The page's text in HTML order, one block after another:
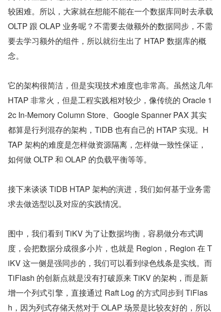
较困难。所以，大家就在想能不能在一个数据库同时去承载
OLTP 跟 OLAP 业务呢？不需要去做额外的数据同步，不需
要去学习额外的组件，所以就衍生出了 HTAP 数据库的概
念。
它的架构很简洁，但是实现技术难度也非常高。虽然这几年
HTAP 非常火，但是工程实践相对较少，像传统的 Oracle 1
2c In-Memory Column Store、Google Spanner PAX 其实
都算是行列混存的架构，TiDB 也有自己的 HTAP 实现。H
TAP 架构的难度是怎样做资源隔离，怎样做一致性保证，
如何做 OLTP 和 OLAP 的负载平衡等等。
接下来谈谈 TiDB HTAP 架构的演进，我们如何基于业务需
求去做选型以及对应的实践情况。
图中，我们看到 TiKV 为了让数据均衡，容易做分布式调
度，会把数据分成很多小片，也就是 Region，Region 在 T
iKV 这一侧是强同步的，我们可以看到绿色线条是实线。而
TiFlash 的创新点就是没有打破原来 TiKV 的架构，而是新
增一个列式引擎，直接通过 Raft Log 的方式同步到 TiFlas
h，因为列式存储天然对于 OLAP 场景是比较友好的，所以